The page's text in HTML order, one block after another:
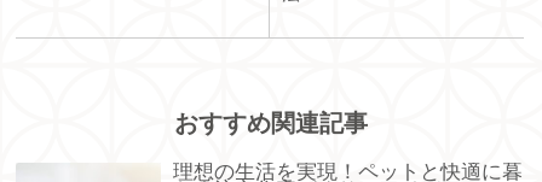
おすすめ関連記事
理想の生活を実現！ペットと快適に暮